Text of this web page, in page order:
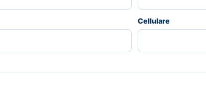
Cellulare